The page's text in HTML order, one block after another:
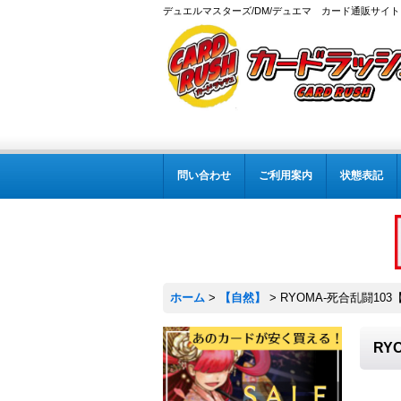
デュエルマスターズ/DM/デュエマ カード通販サイト
問い合わせ ご利用案内 状態表記
ホーム > 【自然】 > RYOMA-死合乱闘103